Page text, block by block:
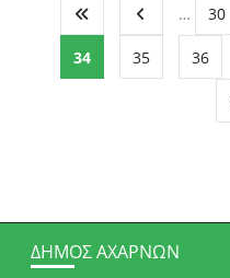
… 30
34 35 36
ΔΉΜΟΣ ΑΧΑΡΝΏΝ